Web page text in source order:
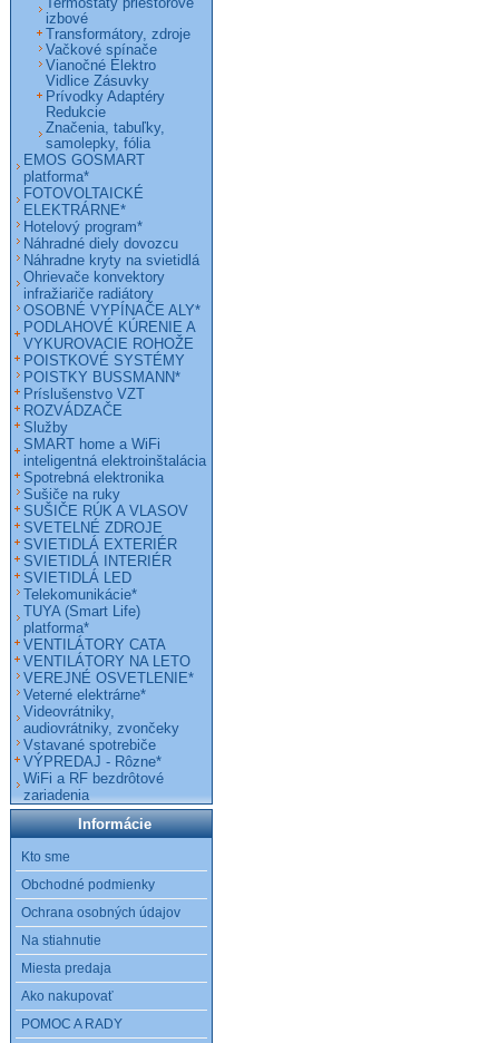
Termostaty priestorové
izbové
Transformátory, zdroje
Vačkové spínače
Vianočné Elektro
Vidlice Zásuvky
Prívodky Adaptéry
Redukcie
Značenia, tabuľky,
samolepky, fólia
EMOS GOSMART
platforma*
FOTOVOLTAICKÉ
ELEKTRÁRNE*
Hotelový program*
Náhradné diely dovozcu
Náhradne kryty na svietidlá
Ohrievače konvektory
infražiariče radiátory
OSOBNÉ VYPÍNAČE ALY*
PODLAHOVÉ KÚRENIE A
VYKUROVACIE ROHOŽE
POISTKOVÉ SYSTÉMY
POISTKY BUSSMANN*
Príslušenstvo VZT
ROZVÁDZAČE
Služby
SMART home a WiFi
inteligentná elektroinštalácia
Spotrebná elektronika
Sušiče na ruky
SUŠIČE RÚK A VLASOV
SVETELNÉ ZDROJE
SVIETIDLÁ EXTERIÉR
SVIETIDLÁ INTERIÉR
SVIETIDLÁ LED
Telekomunikácie*
TUYA (Smart Life)
platforma*
VENTILÁTORY CATA
VENTILÁTORY NA LETO
VEREJNÉ OSVETLENIE*
Veterné elektrárne*
Videovrátniky,
audiovrátniky, zvončeky
Vstavané spotrebiče
VÝPREDAJ - Rôzne*
WiFi a RF bezdrôtové
zariadenia
Informácie
Kto sme
Obchodné podmienky
Ochrana osobných údajov
Na stiahnutie
Miesta predaja
Ako nakupovať
POMOC A RADY